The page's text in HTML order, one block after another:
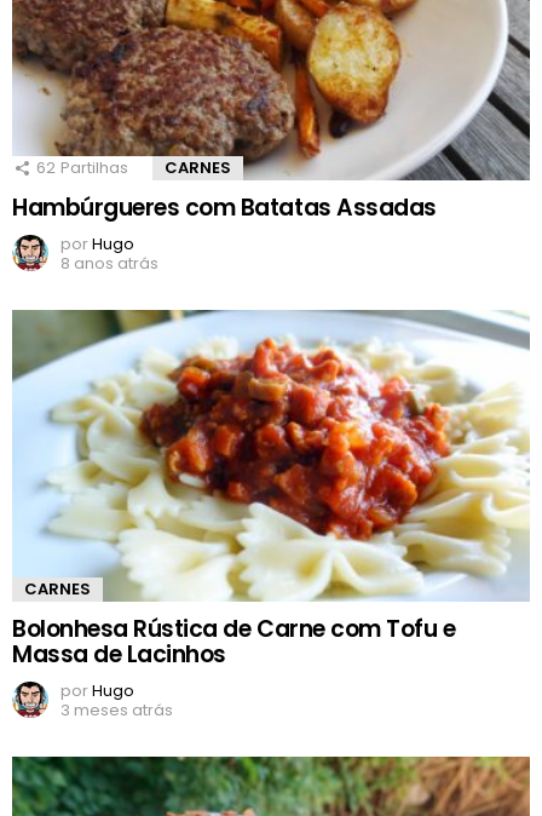
62 Partilhas CARNES
Hambúrgueres com Batatas Assadas
porHugo
8 anos atrás
CARNES
Bolonhesa Rústica de Carne com Tofu e
Massa de Lacinhos
porHugo
3 meses atrás